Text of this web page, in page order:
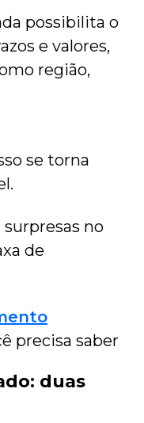
possibilita o
e valores,
região,
se torna
surpresas no
de
precisa saber
duas